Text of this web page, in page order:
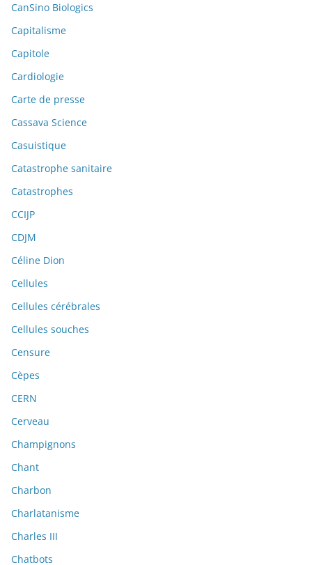
CanSino Biologics
Capitalisme
Capitole
Cardiologie
Carte de presse
Cassava Science
Casuistique
Catastrophe sanitaire
Catastrophes
CCIJP
CDJM
Céline Dion
Cellules
Cellules cérébrales
Cellules souches
Censure
Cèpes
CERN
Cerveau
Champignons
Chant
Charbon
Charlatanisme
Charles III
Chatbots